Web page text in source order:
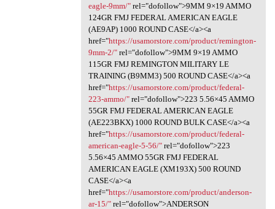
eagle-9mm/"rel="dofollow">9MM 9×19 AMMO
124GR FMJ FEDERAL AMERICAN EAGLE
(AE9AP) 1000 ROUND CASE</a><a
href="https://usamorstore.com/product/remington-
9mm-2/"rel="dofollow">9MM 9×19 AMMO
115GR FMJ REMINGTON MILITARY LE
TRAINING (B9MM3) 500 ROUND CASE</a><a
href="https://usamorstore.com/product/federal-
223-ammo/"rel="dofollow">223 5.56×45 AMMO
55GR FMJ FEDERAL AMERICAN EAGLE
(AE223BKX) 1000 ROUND BULK CASE</a><a
href="https://usamorstore.com/product/federal-
american-eagle-5-56/"rel="dofollow">223
5.56×45 AMMO 55GR FMJ FEDERAL
AMERICAN EAGLE (XM193X) 500 ROUND
CASE</a><a
href="https://usamorstore.com/product/anderson-
ar-15/"rel="dofollow">ANDERSON